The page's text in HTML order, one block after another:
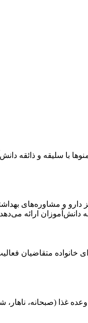
با سلیقه و ذائقه
دارو و مشاوره‌های
دانش‌آموزان ارائه
متقاضیان
غذا (صبحانه، ناهار،